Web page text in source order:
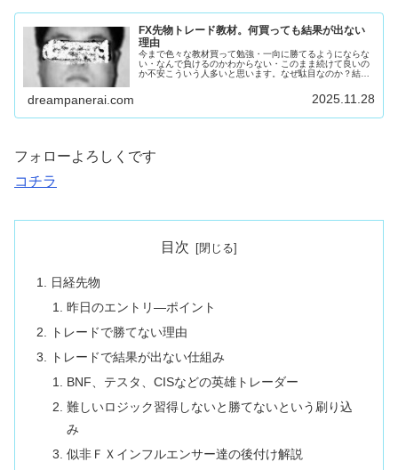
FX先物トレード教材。何買っても結果が出ない
理由
今まで色々な教材買って勉強・一向に勝てるようにならな
い・なんで負けるのかわからない・このまま続けて良いの
か不安こういう人多いと思います。なぜ駄目なのか？結論
dreampanerai.com 2025.11.28
フォローよろしくです
コチラ
目次
日経先物
昨日のエントリ―ポイント
トレードで勝てない理由
トレードで結果が出ない仕組み
BNF、テスタ、CISなどの英雄トレーダー
難しいロジック習得しないと勝てないという刷り込
み
似非ＦＸインフルエンサー達の後付け解説